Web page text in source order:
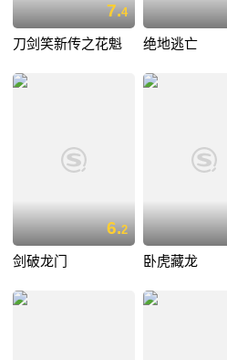
7.4
刀剑笑新传之花魁 绝地逃亡
6.2
剑破龙门 卧虎藏龙